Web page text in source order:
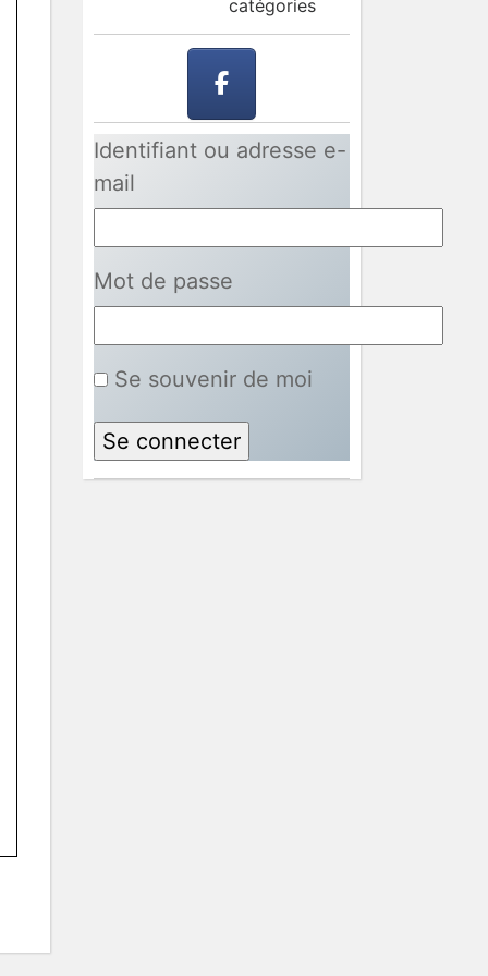
catégories
Identifiant ou adresse e-
mail
Mot de passe
Se souvenir de moi